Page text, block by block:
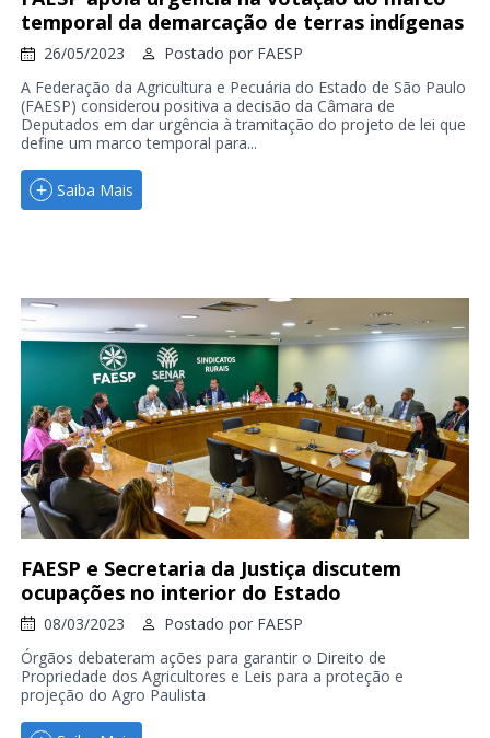
temporal da demarcação de terras indígenas
26/05/2023 Postado por FAESP
A Federação da Agricultura e Pecuária do Estado de São Paulo
(FAESP) considerou positiva a decisão da Câmara de
Deputados em dar urgência à tramitação do projeto de lei que
define um marco temporal para...
Saiba Mais
FAESP e Secretaria da Justiça discutem
ocupações no interior do Estado
08/03/2023 Postado por FAESP
Órgãos debateram ações para garantir o Direito de
Propriedade dos Agricultores e Leis para a proteção e
projeção do Agro Paulista